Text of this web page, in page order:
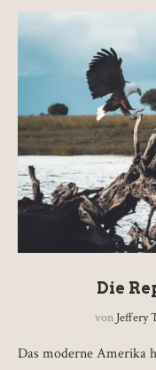
Die
von Jeffery
Das moderne Amerika